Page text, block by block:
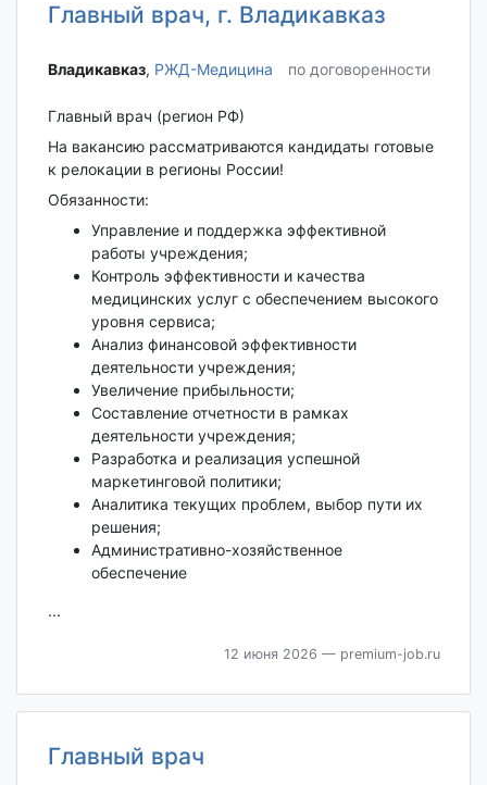
Главный врач, г. Владикавказ
Владикавказ‎, РЖД-Медицина по договоренности
Главный врач (регион РФ)
На вакансию рассматриваются кандидаты готовые
к релокации в регионы России!
Обязанности:
Управление и поддержка эффективной
работы учреждения;
Контроль эффективности и качества
медицинских услуг с обеспечением высокого
уровня сервиса;
Анализ финансовой эффективности
деятельности учреждения;
Увеличение прибыльности;
Составление отчетности в рамках
деятельности учреждения;
Разработка и реализация успешной
маркетинговой политики;
Аналитика текущих проблем, выбор пути их
решения;
Административно-хозяйственное
обеспечение
...
12 июня 2026 — premium-job.ru
Главный врач